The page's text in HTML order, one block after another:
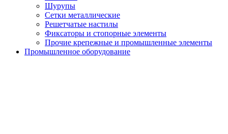
Шурупы
Сетки металлические
Решетчатые настилы
Фиксаторы и стопорные элементы
Прочие крепежные и промышленные элементы
Промышленное оборудование